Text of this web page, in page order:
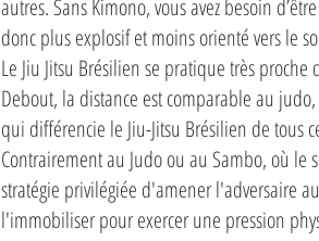
autres. Sans Kimono, vous avez besoin
donc plus explosif et moins orienté vers le
Le Jiu Jitsu Brésilien se pratique très proche
Debout, la distance est comparable au
qui différencie le Jiu-Jitsu Brésilien de tous
Contrairement au Judo ou au Sambo, où
stratégie privilégiée d'amener l'adversaire
l'immobiliser pour exercer une pression